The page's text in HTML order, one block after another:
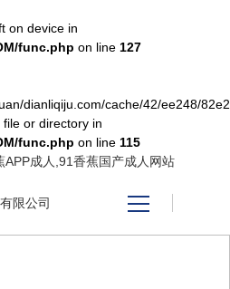
on device in
func.php on line 127
dianliqiju.com/cache/42/ee248/
or directory in
func.php on line 115
APP成人,91香蕉国产成人网站
品中心
蕉APP下载